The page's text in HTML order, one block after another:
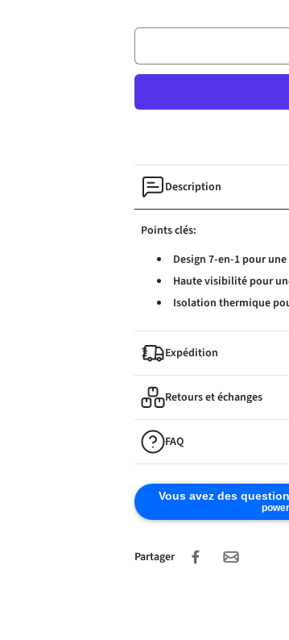
Description
Points clés:
Design 7-en-1 pour
Haute visibilité pour
Isolation thermique
Expédition
Retours et échanges
FAQ
Vous avez des
Partager